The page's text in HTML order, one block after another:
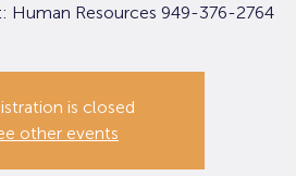
Human Resources 949-376-2764
is closed
other events